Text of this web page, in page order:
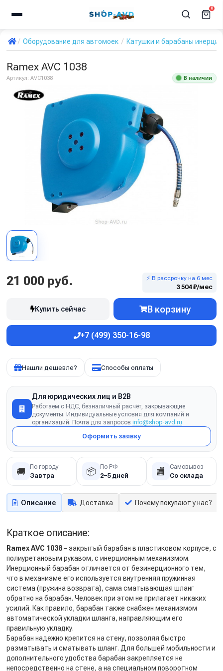
0
Оборудование для автомоек Катушки и барабаны
Ramex AVC 1038
Артикул: AVC1038 В наличии
21 000 руб. ⚡ В рассрочку на 6 мес
3 504 ₽/мес
Купить сейчас В корзину
+7 (499) 350-16-98
Нашли дешевле? Способы оплаты
Для юридических лиц и B2B
Работаем с НДС, безналичный расчёт, закрывающие
документы. Индивидуальные условия для компаний и
организаций. Почта для запросов info@shop-avd.ru
Оформить заявку
🚚 По городу
Завтра 📦 По РФ
2–5 дней 🏬 Самовывоз
Со склада
Описание Доставка Почему покупают у нас?
Краткое описание:
Ramex AVC 1038– закрытый барабан в пластиковом корпусе, с
полиуретановым рукавом, с инерционным механизмом.
Инерционный барабан отличается от безинерционного тем,
что в механизме его используется внутренняя пружинная
система (пружина возврата), сама сматывающая шланг
обратно на барабан. Человек при этом не прилагает никаких
усилий. Как правило, барабан также снабжен механизмом
автоматической укладки шланга, направляющим его
правильную укладку.
Барабан надежно крепится на стену, позволяя быстро
разматывать и сматывать шланг. Для большей мобильности и
дополнительного удобства барабан закрепляется не
непосредственно на стене, а на специальном поворотном